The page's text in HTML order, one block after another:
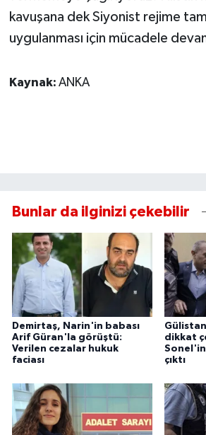
kavuşana dek Siyonist rejime
uygulanması için mücadele
Kaynak: ANKA
Bunlar da ilginizi çekebilir
Demirtaş, Narin'in babası
Arif Güran'la görüştü:
Verilen cezalar hukuk
faciası
dikkat
Sonel'in
çıktı